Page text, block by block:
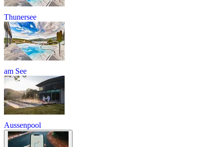
Thunersee
am See
Aussenpool